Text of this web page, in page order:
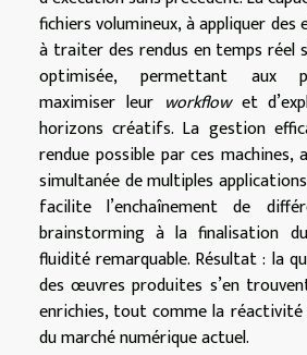
fichiers volumineux, à appliquer
à traiter des rendus en temps réel
optimisée, permettant aux
maximiser leur workflowet
horizons créatifs. La gestion
rendue possible par ces machines,
simultanée de multiples
facilite l’enchaînement de
brainstorming à la finalisation
fluidité remarquable. Résultat : la
des œuvres produites s’en
enrichies, tout comme la réactivité
du marché numérique actuel.